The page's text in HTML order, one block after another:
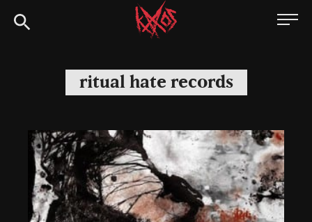
Siirry
suoraan
Kaaoszine
ritual hate records